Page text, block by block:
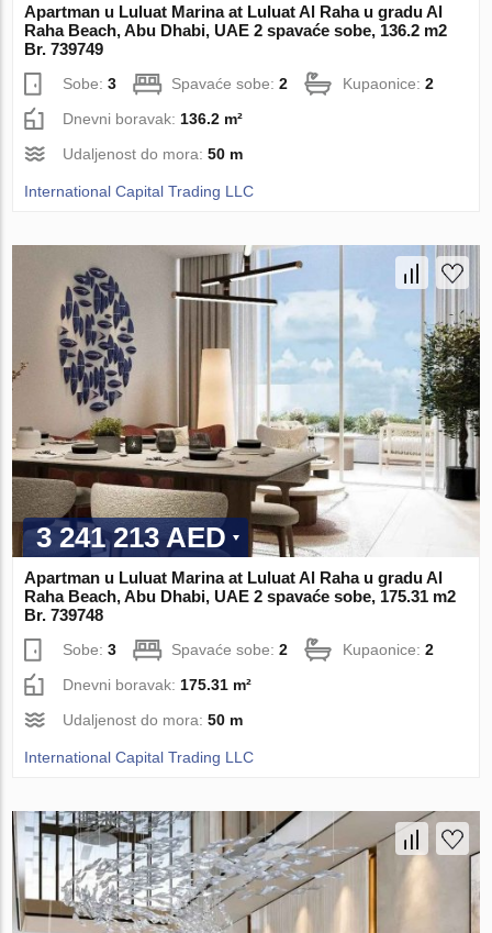
Apartman u Luluat Marina at Luluat Al Raha u gradu Al
Raha Beach, Abu Dhabi, UAE 2 spavaće sobe, 136.2 m2
Br. 739749
Sobe:3 Spavaće sobe:2 Kupaonice:2
Dnevni boravak: 136.2 m²
Udaljenost do mora:50 m
International Capital Trading LLC
3 241 213 AED
Apartman u Luluat Marina at Luluat Al Raha u gradu Al
Raha Beach, Abu Dhabi, UAE 2 spavaće sobe, 175.31 m2
Br. 739748
Sobe:3 Spavaće sobe:2 Kupaonice:2
Dnevni boravak: 175.31 m²
Udaljenost do mora:50 m
International Capital Trading LLC